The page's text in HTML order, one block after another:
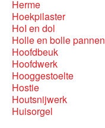
Herme
Hoekpilaster
HoI en dol
Holle en bolle pannen
Hoofdbeuk
Hoofdwerk
Hooggestoelte
Hostie
Houtsnijwerk
Huisorgel